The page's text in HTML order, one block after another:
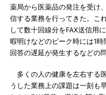
薬局から医薬品の発注を受け
信する業務を行ってきた。こ
して数十回線分をFAX送信用
暇明けなどのピーク時には1時
回答の遅延が発生するなどの
多くの人の健康を左右する
うした業務上の課題は一刻も